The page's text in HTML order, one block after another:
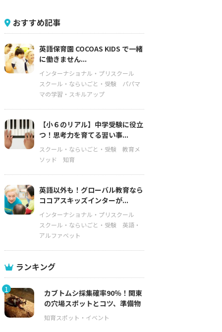
おすすめ記事
英語保育園 COCOAS KIDS で一緒
に働きません...
インターナショナル・プリスクール
スクール・ならいごと・受験
パパマ
マの学習・スキルアップ
【小６のリアル】中学受験に役立
つ！思考力を育てる習い事...
スクール・ならいごと・受験
教育メ
ソッド
知育
英語以外も！グローバル教育なら
ココアスキッズインターが...
インターナショナル・プリスクール
スクール・ならいごと・受験
英語・
アルファベット
ランキング
1
カブトムシ採集確率90％！関東
の穴場スポットとコツ、準備物